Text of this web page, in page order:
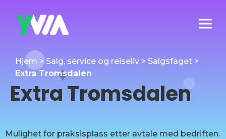
Hjem > Salg, service og reiseliv > Salgsfaget >
Extra Tromsdalen
Extra Tromsdalen
Mulighet for praksisplass etter avtale med bedriften.